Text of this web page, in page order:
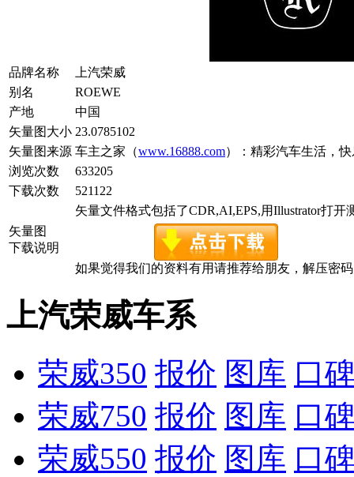
品牌名称
上汽荣威
别名
ROEWE
产地
中国
矢量图大小 23.0785102
矢量图来源 车主之家（www.16888.com）：精彩汽车生活，
浏览次数
633205
下载次数
521122
矢量图
下载说明
矢量文件格式包括了CDR,AI,EPS,用Illustrator打开
如果觉得我们的资料有用请推荐给朋友，解压密码
上汽荣威车系
荣威350 报价 图库 口
荣威750 报价 图库 口
荣威550 报价 图库 口